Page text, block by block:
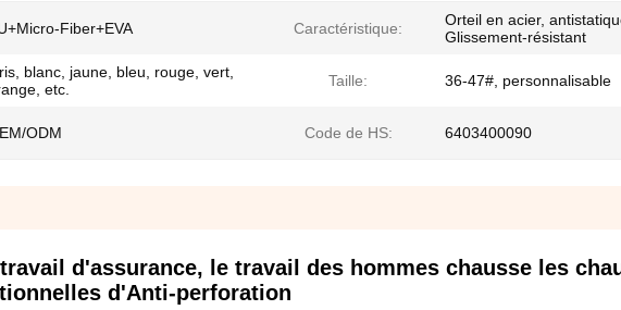
Fiber+EVA Caractéristique:
Orteil en acier,
Glissement-résistant
blanc, jaune, bleu, rouge, vert,
etc.
Taille: 36-47#, personnalisable
ODM Code de HS: 6403400090
d'assurance, le travail des hommes chausse les
d'Anti-perforation